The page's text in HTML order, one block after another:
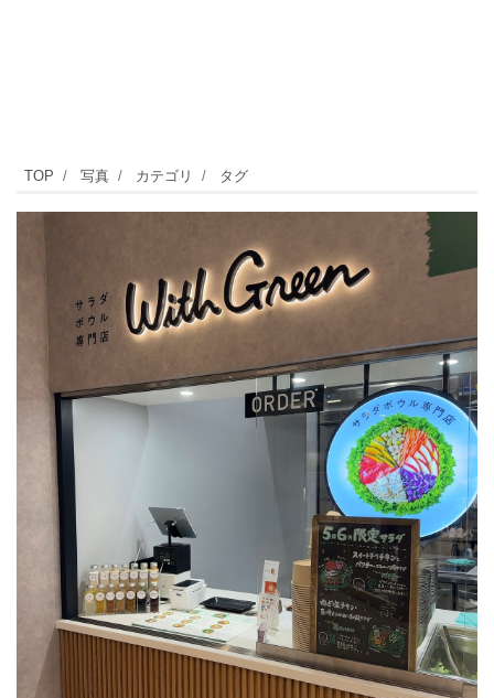
自
由
丘
ラ
ダ
き
は
TOP 写真 カテゴリ タグ